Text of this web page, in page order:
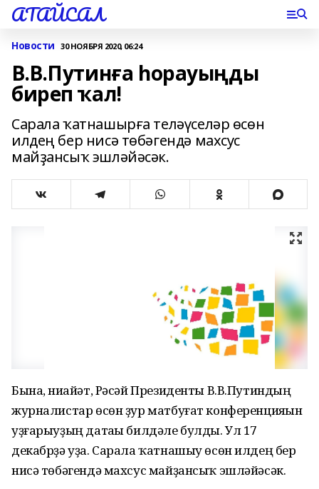
АТАЙСАЛ
Новости 30 НОЯБРЯ 2020, 06:24
В.В.Путинға һорауыңды
биреп ҡал!
Сарала ҡатнашырға теләүселәр өсөн
илдең бер нисә төбәгендә махсус
майҙансыҡ эшләйәсәк.
Бына, ниһайәт, Рәсәй Президенты В.В.Путиндың
журналистар өсөн ҙур матбуғат конференцияһын
уҙғарыуҙың датаһы билдәле булды. Ул 17
декабрҙә уҙа. Сарала ҡатнашыу өсөн илдең бер
нисә төбәгендә махсус майҙансыҡ эшләйәсәк.